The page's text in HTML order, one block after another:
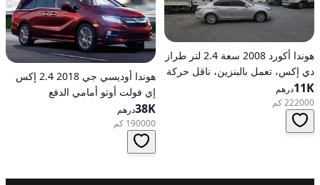
هوندا أكورد 2008 سعة 2.4 لتر طراز
دي إكس، تعمل بالبنزين، ناقل حركة
أوتوماتيكي، دفع أمامي
11Kدرهم
222000 كم
هوندا أوديسي جي 2018 2.4 إكس
إي فولت أوتو أمامي الدفع
38Kدرهم
190000 كم